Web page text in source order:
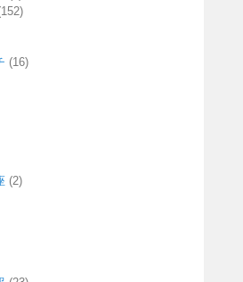
(16)
(2)